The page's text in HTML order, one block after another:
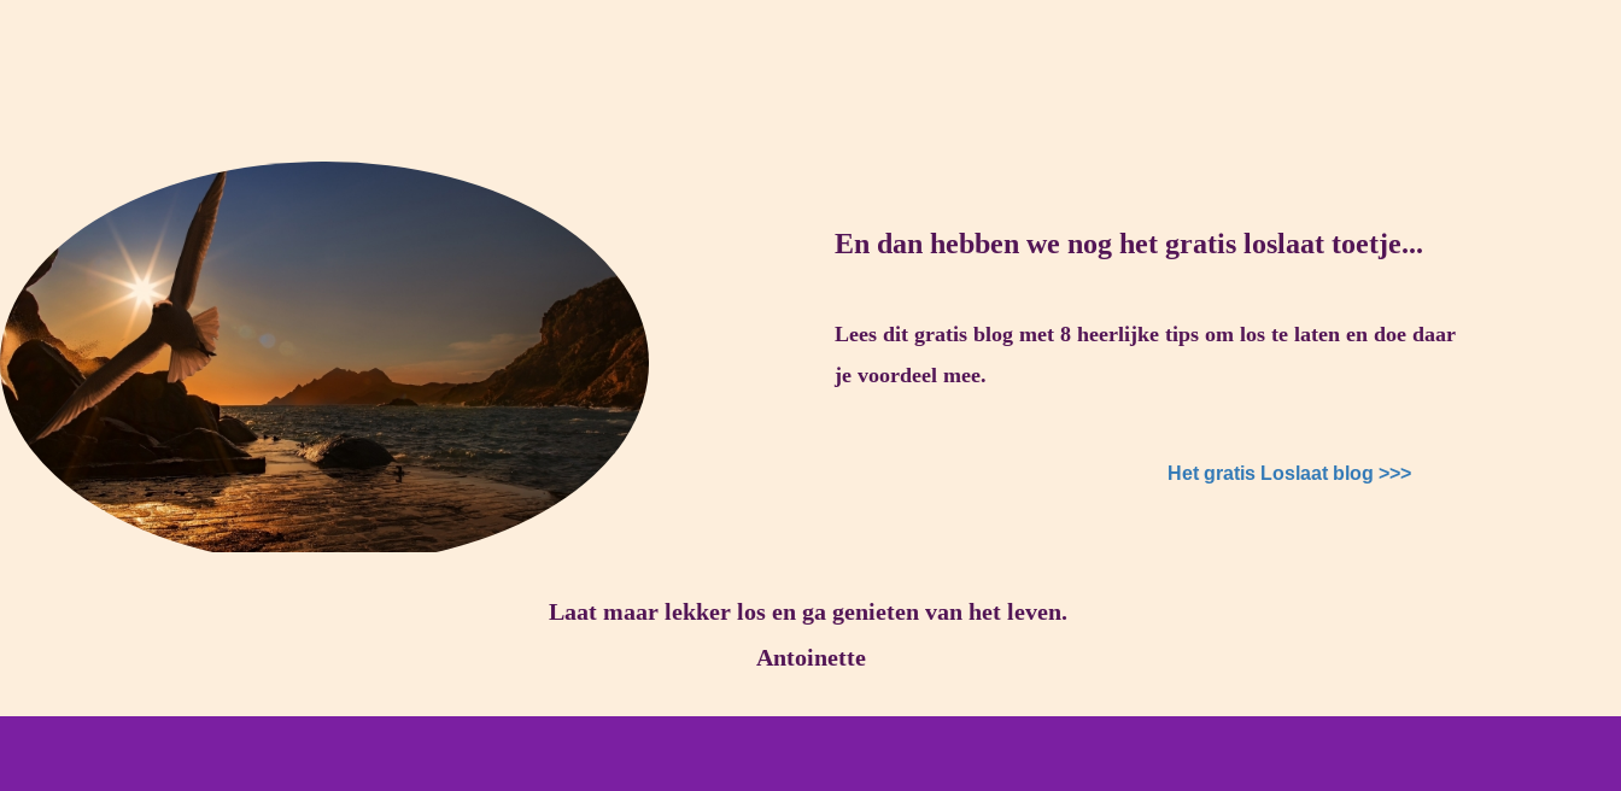
En dan hebben we nog het gratis loslaat toetje...
Lees dit gratis blog met 8 heerlijke tips om los te laten en doe daar
je voordeel mee.
Het gratis Loslaat blog >>>
Laat maar lekker los en ga genieten van het leven.
Antoinette